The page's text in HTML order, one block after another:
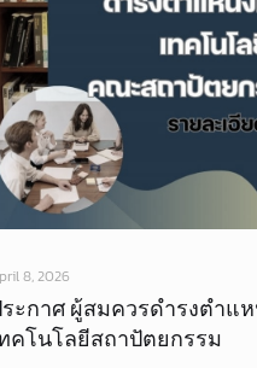
8, 2026
ะกาศ ผู้สมควรดำรงตำแ
คโนโลยีสถาปัตยกรรม